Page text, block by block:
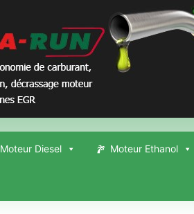
Moteur Diesel Moteur Ethanol